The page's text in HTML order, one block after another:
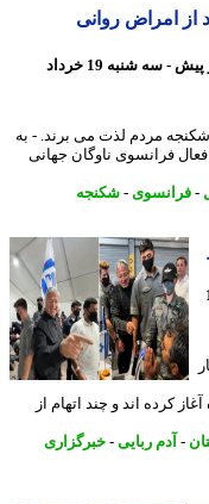
روانی
61 روز پیش - سه شنبه 19 خرداد
مردم لذت می برند. - به
فرانسوی ناوگان جهانی
-شکنجه
اند و چند اتهام از
آدم ربایی -خبرگزاری